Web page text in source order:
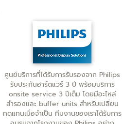
ศูนย์บริการที่ได้รับการรับรองจาก Philips
รับประกันฮาร์ดแวร์ 3 ปี พร้อมบริการ
onsite service 3 ปีเต็ม โดยมีอะไหล่
สำรองและ buffer units สำหรับเปลี่ยน
ทดแทนเมื่อจำเป็น ทีมงานของเราได้รับการ